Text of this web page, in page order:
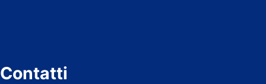
Contatti